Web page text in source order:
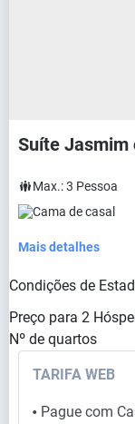
Suíte Jasmim
Max.:3 Pessoa
Cama de casal
Mais detalhes
Condições de
Preço para 2
Nº de quartos
TARIFA WEB
⬤ Pague com